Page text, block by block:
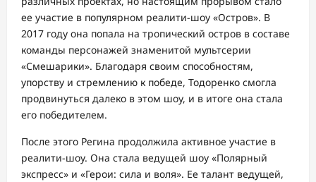
ее участие в популярном реалити-шоу «Остров». В
2017 году она попала на тропический остров в составе
команды персонажей знаменитой мультсерии
«Смешарики». Благодаря своим способностям,
упорству и стремлению к победе, Тодоренко смогла
продвинуться далеко в этом шоу, и в итоге она стала
его победителем.
После этого Регина продолжила активное участие в
реалити-шоу. Она стала ведущей шоу «Полярный
экспресс» и «Герои: сила и воля». Ее талант ведущей,